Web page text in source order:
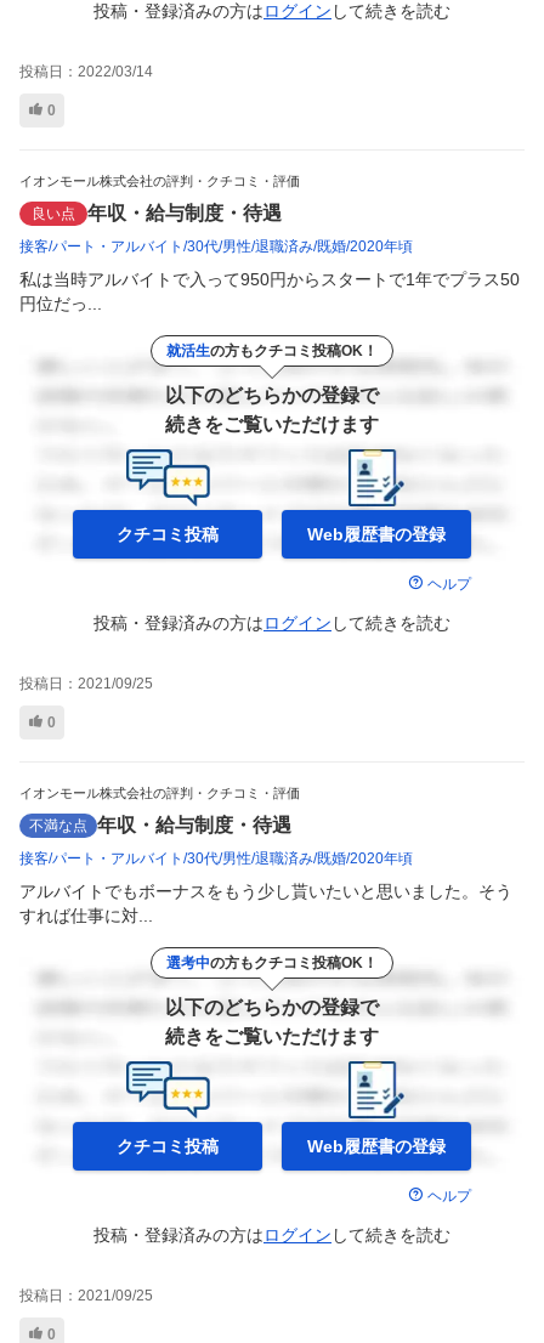
投稿・登録済みの方はログイン して続きを読む
投稿日： 2022/03/14
0
イオンモール株式会社の評判・クチコミ・評価
良い点 年収・給与制度・待遇
接客 パート・アルバイト 30代 男性 退職済み 既婚 2020年頃
私は当時アルバイトで入って950円からスタートで1年でプラス50
円位だっ...
就活生の方もクチコミ投稿OK！
以下のどちらかの登録で
続きをご覧いただけます
クチコミ投稿 Web履歴書の登録
ヘルプ
投稿・登録済みの方はログイン して続きを読む
投稿日： 2021/09/25
0
イオンモール株式会社の評判・クチコミ・評価
不満な点 年収・給与制度・待遇
接客 パート・アルバイト 30代 男性 退職済み 既婚 2020年頃
アルバイトでもボーナスをもう少し貰いたいと思いました。そう
すれば仕事に対...
選考中の方もクチコミ投稿OK！
以下のどちらかの登録で
続きをご覧いただけます
クチコミ投稿 Web履歴書の登録
ヘルプ
投稿・登録済みの方はログイン して続きを読む
投稿日： 2021/09/25
0